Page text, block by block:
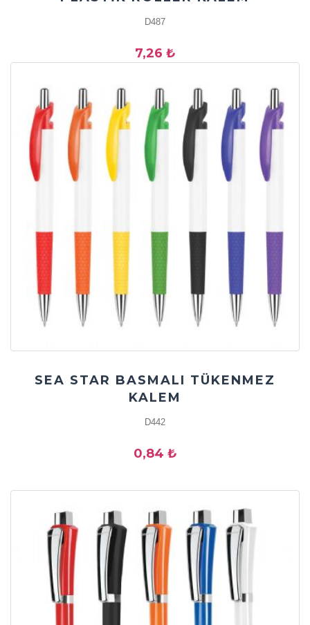
D487
7,26 ₺
SEA STAR BASMALI TÜKENMEZ
KALEM
D442
0,84 ₺